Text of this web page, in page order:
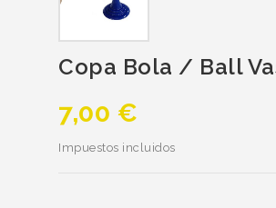
Copa Bola / Ball
7,00 €
Impuestos incluidos